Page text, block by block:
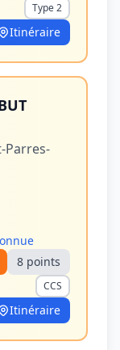
Type 2
Itinéraire
Parres-
8 points
CCS
Itinéraire